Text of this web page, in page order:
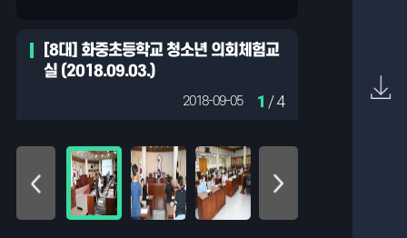
[8대] 화중초등학교 청소년 의회체험교
실 (2018.09.03.)
2018-09-05 1 / 4